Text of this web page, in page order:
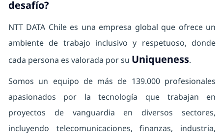
desafío?
NTT DATA Chile es una empresa global que ofrece un
ambiente de trabajo inclusivo y respetuoso, donde
cada persona es valorada por su Uniqueness.
Somos un equipo de más de 139.000 profesionales
apasionados por la tecnología que trabajan en
proyectos de vanguardia en diversos sectores,
incluyendo telecomunicaciones, finanzas, industria,